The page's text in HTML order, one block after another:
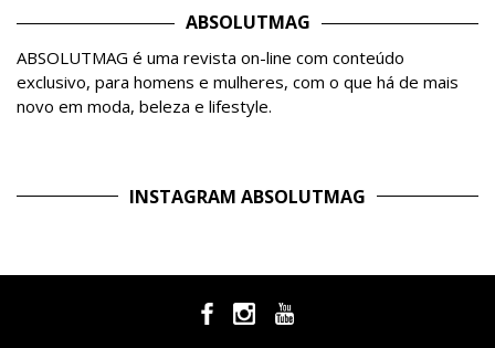
ABSOLUTMAG
ABSOLUTMAG é uma revista on-line com conteúdo
exclusivo, para homens e mulheres, com o que há de mais
novo em moda, beleza e lifestyle.
INSTAGRAM ABSOLUTMAG